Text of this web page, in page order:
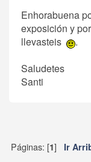
Enhorabuena
exposición y
llevasteis
.
Saludetes
Santi
Páginas: [1] Ir